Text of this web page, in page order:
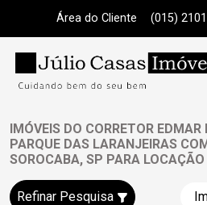
Área do Cliente (015)
IMÓVEIS DO CORRETOR
PARQUE DAS LARANJEIRAS
SOROCABA, SP PARA LOCAÇÃO
Refinar Pesquisa